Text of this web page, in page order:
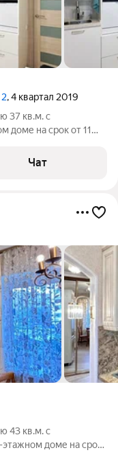
, 4 квартал 2019
37 кв.м. с
доме на срок от 11
Чат
43 кв.м. с
доме на срок